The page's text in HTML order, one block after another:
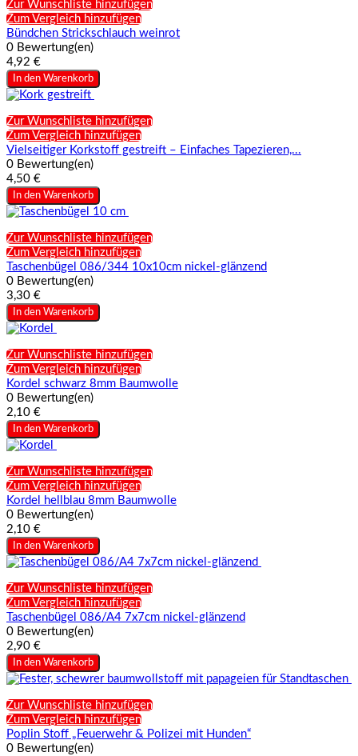
Zur Wunschliste hinzufügen
Zum Vergleich hinzufügen
Bündchen Strickschlauch weinrot
0 Bewertung(en)
4,92 €
In den Warenkorb
Zur Wunschliste hinzufügen
Zum Vergleich hinzufügen
Vielseitiger Korkstoff gestreift – Einfaches Tapezieren,...
0 Bewertung(en)
4,50 €
In den Warenkorb
Zur Wunschliste hinzufügen
Zum Vergleich hinzufügen
Taschenbügel 086/344 10x10cm nickel-glänzend
0 Bewertung(en)
3,30 €
In den Warenkorb
Zur Wunschliste hinzufügen
Zum Vergleich hinzufügen
Kordel schwarz 8mm Baumwolle
0 Bewertung(en)
2,10 €
In den Warenkorb
Zur Wunschliste hinzufügen
Zum Vergleich hinzufügen
Kordel hellblau 8mm Baumwolle
0 Bewertung(en)
2,10 €
In den Warenkorb
Zur Wunschliste hinzufügen
Zum Vergleich hinzufügen
Taschenbügel 086/A4 7x7cm nickel-glänzend
0 Bewertung(en)
2,90 €
In den Warenkorb
Zur Wunschliste hinzufügen
Zum Vergleich hinzufügen
Poplin Stoff „Feuerwehr & Polizei mit Hunden“
0 Bewertung(en)